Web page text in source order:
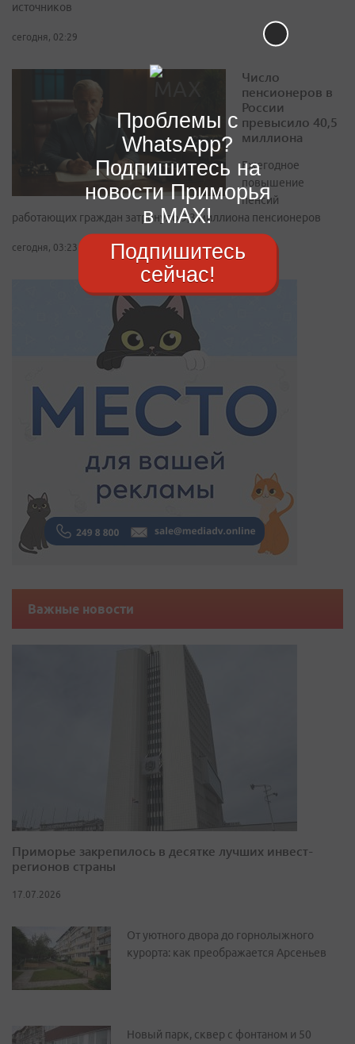
источников
сегодня, 02:29
Число
пенсионеров в
России
превысило 40,5
миллиона
Ежегодное
повышение
пенсий
работающих граждан затронуло 9,3 миллиона пенсионеров
сегодня, 03:23
Важные новости
Приморье закрепилось в десятке лучших инвест-
регионов страны
17.07.2026
От уютного двора до горнолыжного
курорта: как преображается Арсеньев
Новый парк, сквер с фонтаном и 50
Проблемы с
WhatsApp?
Подпишитесь на
новости Приморья
в MAX!
Подпишитесь
сейчас!